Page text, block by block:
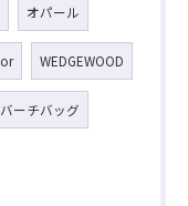
オパール
WEDGEWOOD
ーチバッグ